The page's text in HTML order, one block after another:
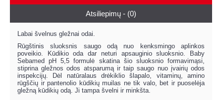
Atsiliepimų - (0)
Labai švelnus gležnai odai.
Rūgštinis sluoksnis saugo odą nuo kenksmingo aplinkos
poveikio. Kūdikio oda dar neturi apsauginio sluoksnio. Baby
Sebamed pH 5,5 formulė skatina šio sluoksnio formavimąsi,
stiprina gležnos odos atsparumą ir taip saugo nuo įvairių odos
inspekcijų. Dėl natūralaus drėkiklio šlapalo, vitaminų, amino
rūgščių ir pantenolio kūdikių muilas ne tik valo, bet ir puoselėja
gležną kūdikių odą. Ji tampa švelni ir minkšta.